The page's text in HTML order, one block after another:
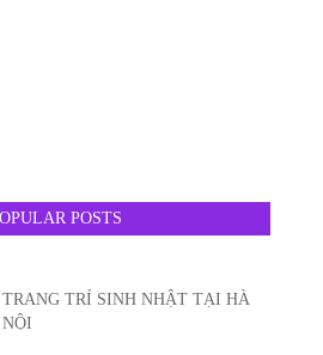
POSTS
TRANG TRÍ SINH NHẬT TẠI HÀ
NỘI